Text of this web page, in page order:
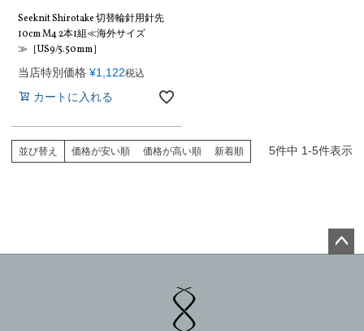
Seeknit Shirotake 切替輪針用針先
10cm M4 2本1組≪海外サイズ
≫［US9/5.50mm］
当店特別価格 ¥1,122税込
カートに入れる
並び替え 価格が安い順 価格が高い順 新着順 5件中 1-5件表示